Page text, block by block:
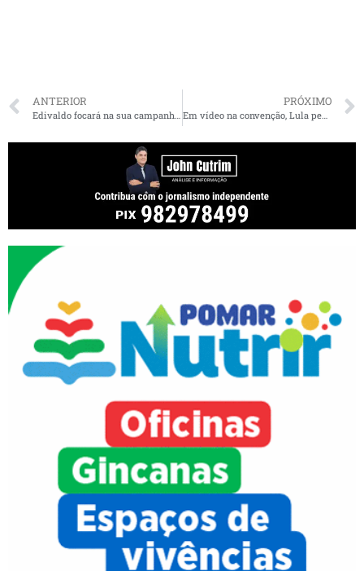
ANTERIOR
Edivaldo focará na sua campanha de governo e não deve interferir na disputa do Senado
PRÓXIMO
Em vídeo na convenção, Lula pede que Flávio Dino seja eleito senador: “vai me ajudar a fazer desse país melhor”